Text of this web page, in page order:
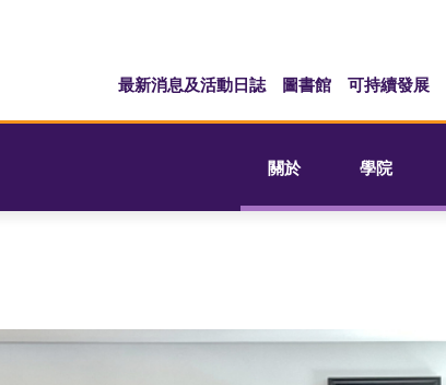
最新消息及活動日誌 圖書館 可持續發展
關於 學院